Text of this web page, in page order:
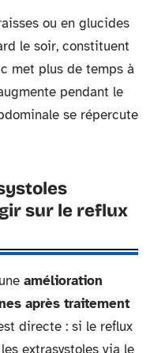
ou en glucides
le soir, constituent
met plus de temps à
pendant le
se répercute
sur le reflux
amélioration
après traitement
directe : si le reflux
extrasystoles via le